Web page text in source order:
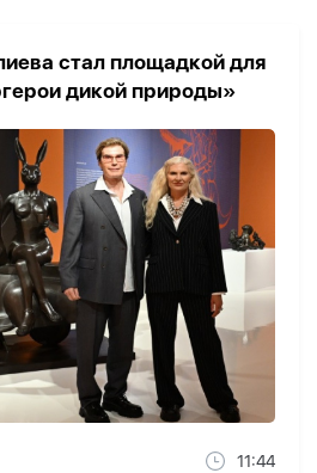
стал площадкой для
дикой природы»
11:44